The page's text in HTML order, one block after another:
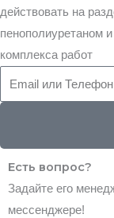
e
g
r
a
m
действовать на
пенополиуретаном
комплекса работ
Есть вопрос?
Задайте его
мессенджере!